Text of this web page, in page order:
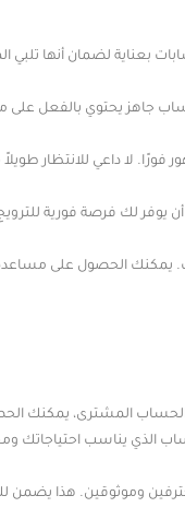
بعناية لضمان أنها تلبي
جاهز يحتوي بالفعل على
لا داعي للانتظار
لك فرصة فورية
يمكنك الحصول على
الحساب المشترى، يمكنك
الذي يناسب احتياجاتك
وموثوقين. هذا